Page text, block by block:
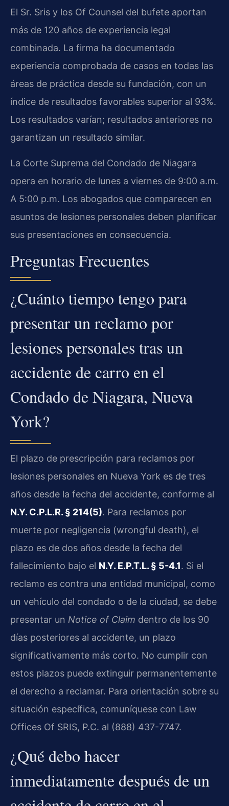
El Sr. Sris y los Of Counsel del bufete aportan
más de 120 años de experiencia legal
combinada. La firma ha documentado
experiencia comprobada de casos en todas las
áreas de práctica desde su fundación, con un
índice de resultados favorables superior al 93%.
Los resultados varían; resultados anteriores no
garantizan un resultado similar.
La Corte Suprema del Condado de Niagara
opera en horario de lunes a viernes de 9:00 a.m.
A 5:00 p.m. Los abogados que comparecen en
asuntos de lesiones personales deben planificar
sus presentaciones en consecuencia.
Preguntas Frecuentes
¿Cuánto tiempo tengo para
presentar un reclamo por
lesiones personales tras un
accidente de carro en el
Condado de Niagara, Nueva
York?
El plazo de prescripción para reclamos por
lesiones personales en Nueva York es de tres
años desde la fecha del accidente, conforme al
N.Y. C.P.L.R. § 214(5). Para reclamos por
muerte por negligencia (wrongful death), el
plazo es de dos años desde la fecha del
fallecimiento bajo el N.Y. E.P.T.L. § 5-4.1. Si el
reclamo es contra una entidad municipal, como
un vehículo del condado o de la ciudad, se debe
presentar un Notice of Claim dentro de los 90
días posteriores al accidente, un plazo
significativamente más corto. No cumplir con
estos plazos puede extinguir permanentemente
el derecho a reclamar. Para orientación sobre su
situación específica, comuníquese con Law
Offices Of SRIS, P.C. al (888) 437-7747.
¿Qué debo hacer
inmediatamente después de un